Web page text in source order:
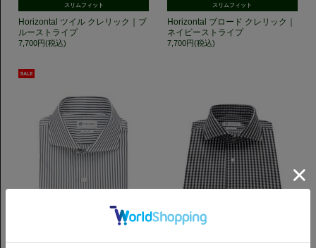
スリムフィット
Horizontal ツイル クレリック｜ブ
ルーストライプ
7,700円(税込)
スリムフィット
Horizontal ブロード クレリック｜
ネイビーストライプ
7,700円(税込)